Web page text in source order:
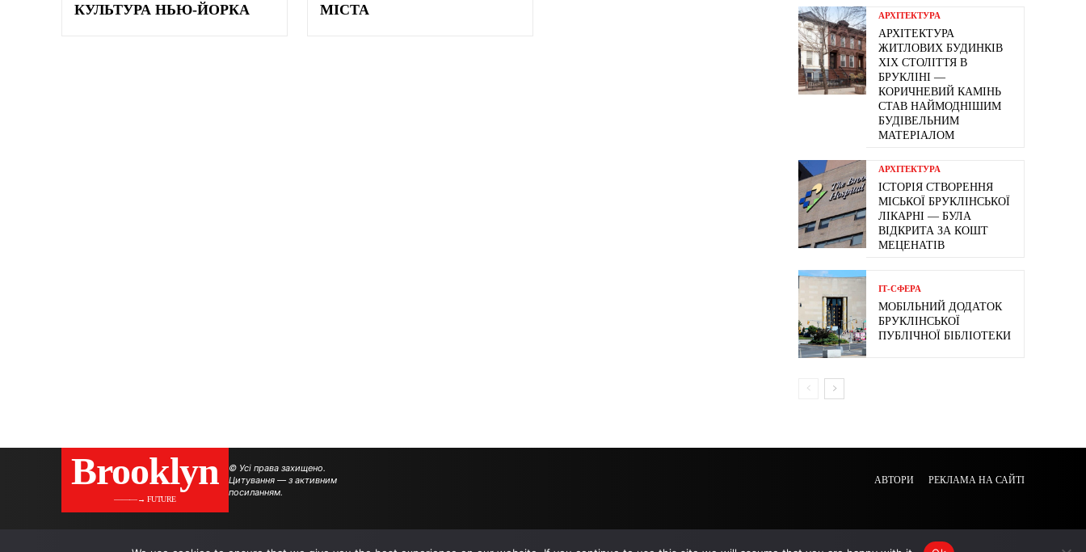
КУЛЬТУРА НЬЮ-ЙОРКА
МІСТА
АРХІТЕКТУРА
АРХІТЕКТУРА
ЖИТЛОВИХ БУДИНКІВ
ХІХ СТОЛІТТЯ В
БРУКЛІНІ —
КОРИЧНЕВИЙ КАМІНЬ
СТАВ НАЙМОДНІШИМ
БУДІВЕЛЬНИМ
МАТЕРІАЛОМ
АРХІТЕКТУРА
ІСТОРІЯ СТВОРЕННЯ
МІСЬКОЇ БРУКЛІНСЬКОЇ
ЛІКАРНІ — БУЛА
ВІДКРИТА ЗА КОШТ
МЕЦЕНАТІВ
ІТ-СФЕРА
МОБІЛЬНИЙ ДОДАТОК
БРУКЛІНСЬКОЇ
ПУБЛІЧНОЇ БІБЛІОТЕКИ
Brooklyn
———→ FUTURE
© Усі права захищено.
Цитування — з активним
посиланням.
АВТОРИ РЕКЛАМА НА САЙТІ